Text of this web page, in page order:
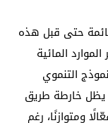
حتى قبل هذه
المائية
التنموي
يظل خارطة طريق
ومتوازنًا، رغم